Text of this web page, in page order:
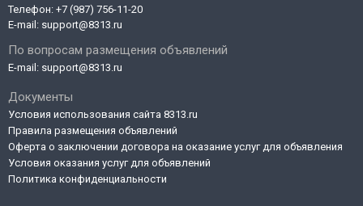
Телефон: +7 (987) 756-11-20
E-mail: support@8313.ru
По вопросам размещения объявлений
E-mail: support@8313.ru
Документы
Условия использования сайта 8313.ru
Правила размещения объявлений
Оферта о заключении договора на оказание услуг для объявления
Условия оказания услуг для объявлений
Политика конфиденциальности